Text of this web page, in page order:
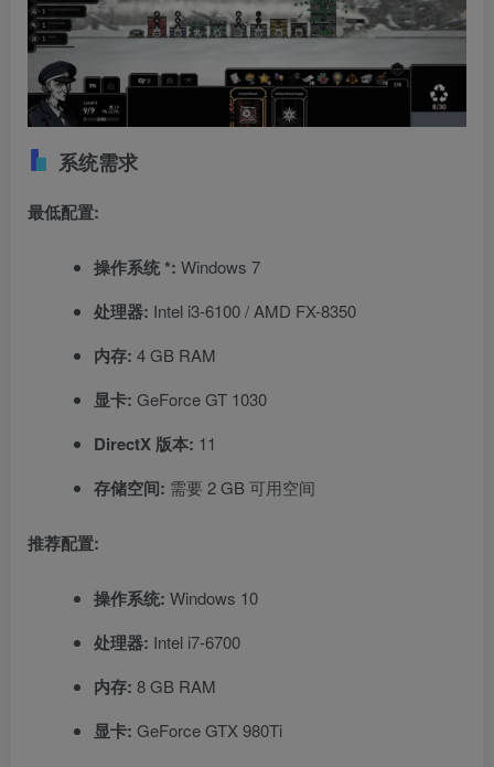
系统需求
最低配置:
操作系统 *: Windows 7
处理器: Intel i3-6100 / AMD FX-8350
内存: 4 GB RAM
显卡: GeForce GT 1030
DirectX 版本: 11
存储空间: 需要 2 GB 可用空间
推荐配置:
操作系统: Windows 10
处理器: Intel i7-6700
内存: 8 GB RAM
显卡: GeForce GTX 980Ti